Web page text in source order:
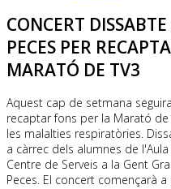
CONCERT
PECES PER
MARATÓ DE TV3
Aquest cap de setmana
recaptar fons per la Marató
les malalties respiratòries.
a càrrec dels alumnes de
Centre de Serveis a la Gent
Peces. El concert començarà